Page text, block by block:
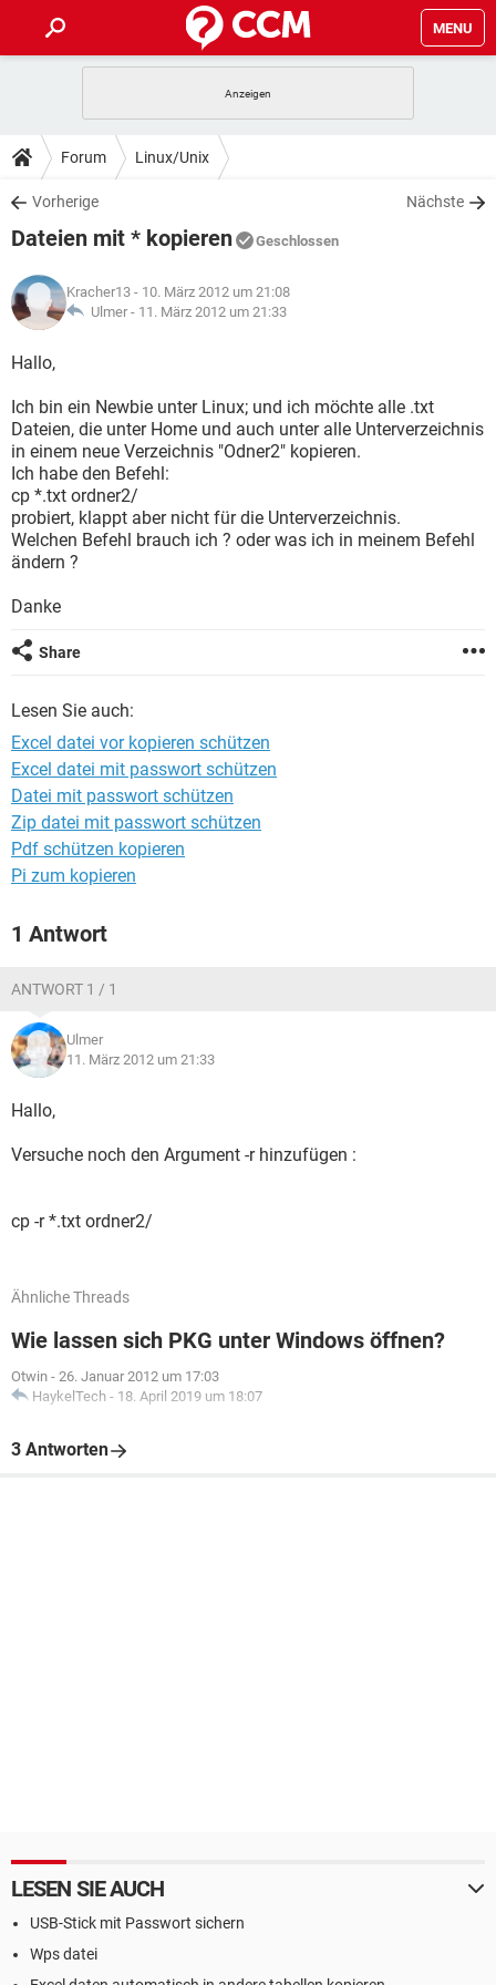
MENU
ANDROID
WINDOWS 10
WHATSAPP TIKTOK
FACEBOOK
TIPPS & TRICKS
SPIELE
WHATSAPP TIKTOK
FACEBOOK
DOWNLOADS
SPIELE STREAMING
ANDROID
WINDOWS 10 INSTAGRAM
WHATSAPP
SPIELE STREAMING
ANDROID
WINDOWS 10
WHATSAPP TIKTOK
FACEBOOK HARDWARE
LEXIKON
SPIELE
WINDOWS 10 INSTAGRAM
WHATSAPP TIKTOK
FACEBOOK
Forum Linux/Unix
Vorherige Nächste
Dateien mit * kopieren Geschlossen
Kracher13 - 10. März 2012 um 21:08
Ulmer - 11. März 2012 um 21:33
Hallo,
Ich bin ein Newbie unter Linux; und ich möchte alle .txt
Dateien, die unter Home und auch unter alle Unterverzeichnis
in einem neue Verzeichnis "Odner2" kopieren.
Ich habe den Befehl:
cp *.txt ordner2/
probiert, klappt aber nicht für die Unterverzeichnis.
Welchen Befehl brauch ich ? oder was ich in meinem Befehl
ändern ?
Danke
Share
Lesen Sie auch:
Excel datei vor kopieren schützen
Excel datei mit passwort schützen
Datei mit passwort schützen
Zip datei mit passwort schützen
Pdf schützen kopieren
Pi zum kopieren
1 Antwort
ANTWORT 1 / 1
Ulmer
11. März 2012 um 21:33
Hallo,
Versuche noch den Argument -r hinzufügen :
cp -r *.txt ordner2/
Ähnliche Threads
Wie lassen sich PKG unter Windows öffnen?
Otwin - 26. Januar 2012 um 17:03
HaykelTech - 18. April 2019 um 18:07
3 Antworten
LESEN SIE AUCH
USB-Stick mit Passwort sichern
Wps datei